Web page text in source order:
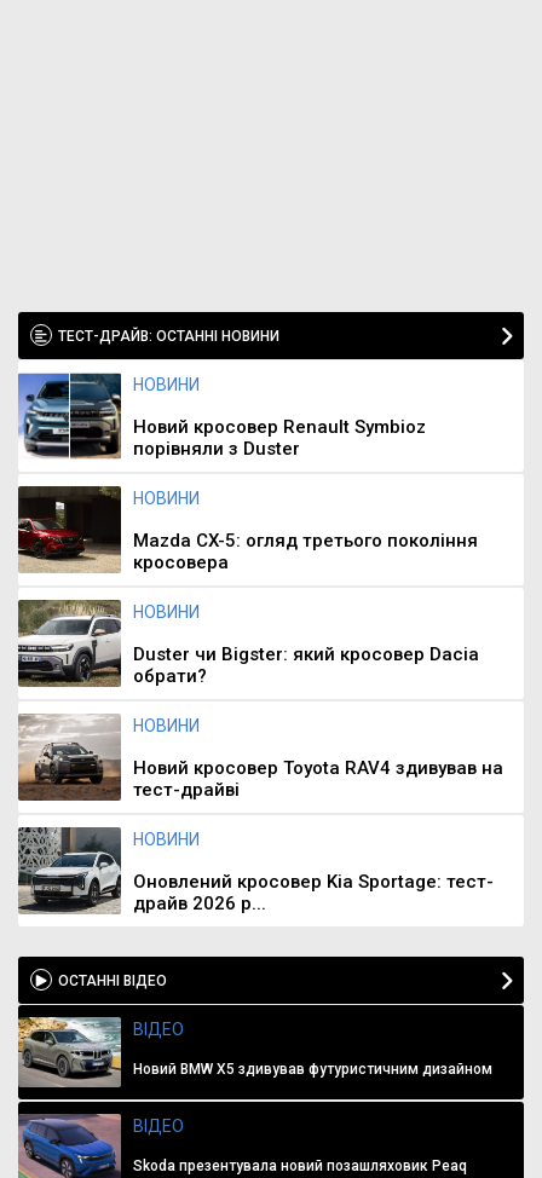
ТЕСТ-ДРАЙВ: ОСТАННІ НОВИНИ
НОВИНИ
Новий кросовер Renault Symbioz
порівняли з Duster
НОВИНИ
Mazda CX-5: огляд третього покоління
кросовера
НОВИНИ
Duster чи Bigster: який кросовер Dacia
обрати?
НОВИНИ
Новий кросовер Toyota RAV4 здивував на
тест-драйві
НОВИНИ
Оновлений кросовер Kia Sportage: тест-
драйв 2026 р...
ОСТАННІ ВІДЕО
ВІДЕО
Новий BMW X5 здивував футуристичним дизайном
ВІДЕО
Skoda презентувала новий позашляховик Peaq